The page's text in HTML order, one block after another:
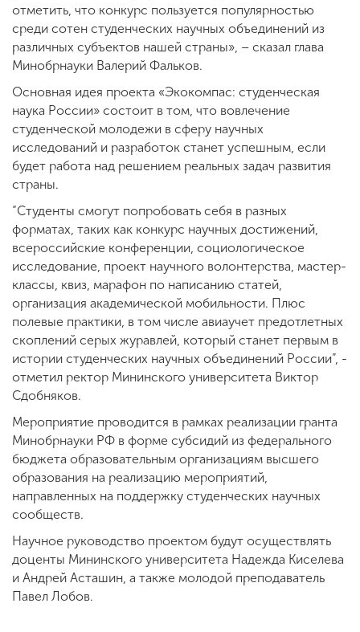
отметить, что конкурс пользуется популярностью
среди сотен студенческих научных объединений из
различных субъектов нашей страны», – сказал глава
Минобрнауки Валерий Фальков.
Основная идея проекта «Экокомпас: студенческая
наука России» состоит в том, что вовлечение
студенческой молодежи в сферу научных
исследований и разработок станет успешным, если
будет работа над решением реальных задач развития
страны.
“Студенты смогут попробовать себя в разных
форматах, таких как конкурс научных достижений,
всероссийские конференции, социологическое
исследование, проект научного волонтерства, мастер-
классы, квиз, марафон по написанию статей,
организация академической мобильности. Плюс
полевые практики, в том числе авиаучет предотлетных
скоплений серых журавлей, который станет первым в
истории студенческих научных объединений России”, -
отметил ректор Мининского университета Виктор
Сдобняков.
Мероприятие проводится в рамках реализации гранта
Минобрнауки РФ в форме субсидий из федерального
бюджета образовательным организациям высшего
образования на реализацию мероприятий,
направленных на поддержку студенческих научных
сообществ.
Научное руководство проектом будут осуществлять
доценты Мининского университета Надежда Киселева
и Андрей Асташин, а также молодой преподаватель
Павел Лобов.